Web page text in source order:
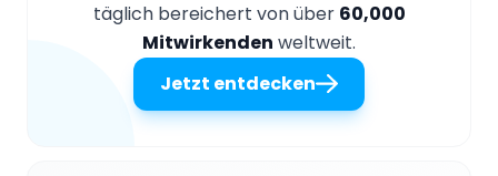
täglich bereichert von über 60,000
Mitwirkenden weltweit.
Jetzt entdecken